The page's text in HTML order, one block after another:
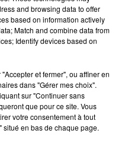
and browsing data to offer
based on information actively
Match and combine data from
Identify devices based on
et fermer", ou affiner en
dans "Gérer mes choix".
sur "Continuer sans
que pour ce site. Vous
votre consentement à tout
en bas de chaque page.